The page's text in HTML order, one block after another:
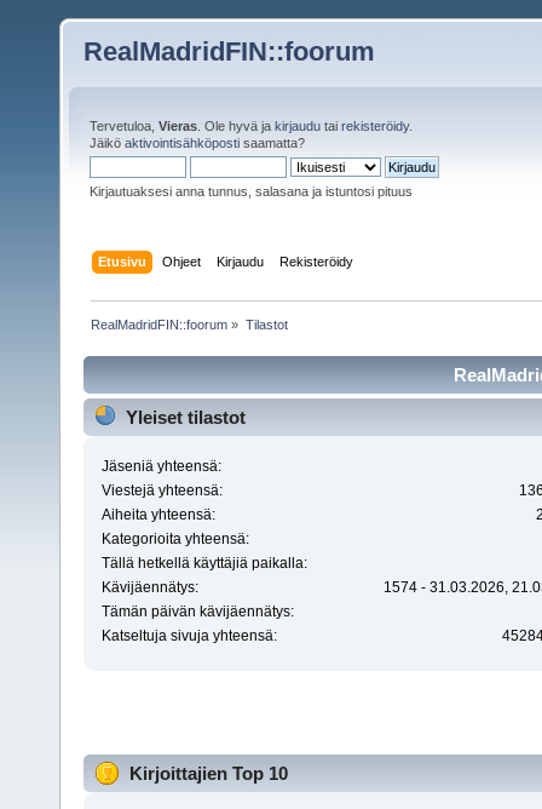
RealMadridFIN::foorum
Tervetuloa, Vieras . Ole hyvä ja kirjaudu tai rekisteröidy.
Jäikö aktivointisähköposti saamatta?
Kirjautuaksesi anna tunnus, salasana ja istuntosi pituus
Etusivu Ohjeet Kirjaudu Rekisteröidy
RealMadridFIN::foorum » Tilastot
Yleiset tilastot
Jäseniä yhteensä:
Viestejä yhteensä:
Aiheita yhteensä:
Kategorioita yhteensä:
Tällä hetkellä käyttäjiä paikalla:
Kävijäennätys:
1574 - 31.03.2026,
Tämän päivän kävijäennätys:
Katseltuja sivuja yhteensä:
Kirjoittajien Top 10